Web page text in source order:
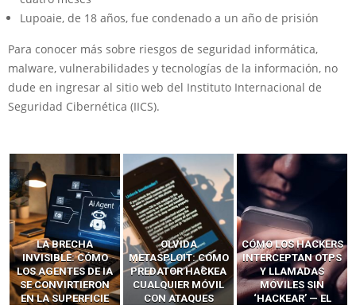
Lupoaie, de 18 años, fue condenado a un año de prisión
Para conocer más sobre riesgos de seguridad informática,
malware, vulnerabilidades y tecnologías de la información, no
dude en ingresar al sitio web del Instituto Internacional de
Seguridad Cibernética (IICS).
LA BRECHA
INVISIBLE: CÓMO
LOS AGENTES DE IA
SE CONVIRTIERON
EN LA SUPERFICIE
OLVIDA
METASPLOIT: CÓMO
PREDATOR HACKEA
CUALQUIER MÓVIL
CON ATAQUES
CÓMO LOS HACKERS
INTERCEPTAN OTPS
Y LLAMADAS
MÓVILES SIN
‘HACKEAR’ — EL